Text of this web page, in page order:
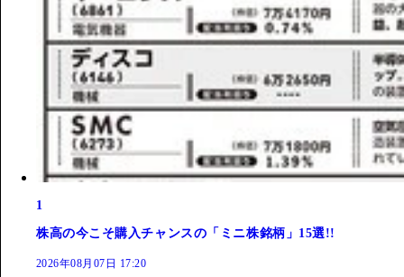
1
株高の今こそ購入チャンスの「ミニ株銘柄」15選!!
2026年08月07日 17:20